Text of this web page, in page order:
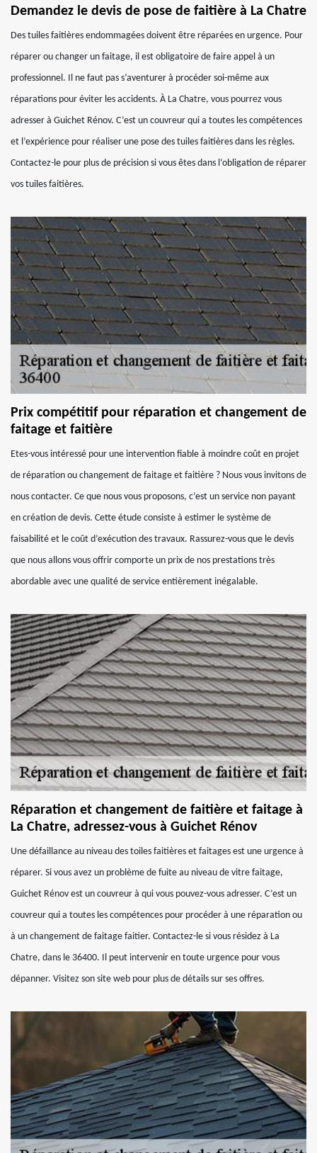
Demandez le devis de pose de faitière à La Chatre
Des tuiles faitières endommagées doivent être réparées en urgence. Pour
réparer ou changer un faitage, il est obligatoire de faire appel à un
professionnel. Il ne faut pas s’aventurer à procéder soi-même aux
réparations pour éviter les accidents. À La Chatre, vous pourrez vous
adresser à Guichet Rénov. C’est un couvreur qui a toutes les compétences
et l’expérience pour réaliser une pose des tuiles faitières dans les règles.
Contactez-le pour plus de précision si vous êtes dans l’obligation de réparer
vos tuiles faitières.
Prix compétitif pour réparation et changement de
faitage et faitière
Etes-vous intéressé pour une intervention fiable à moindre coût en projet
de réparation ou changement de faitage et faitière ? Nous vous invitons de
nous contacter. Ce que nous vous proposons, c’est un service non payant
en création de devis. Cette étude consiste à estimer le système de
faisabilité et le coût d’exécution des travaux. Rassurez-vous que le devis
que nous allons vous offrir comporte un prix de nos prestations très
abordable avec une qualité de service entièrement inégalable.
Réparation et changement de faitière et faitage à
La Chatre, adressez-vous à Guichet Rénov
Une défaillance au niveau des toiles faitières et faitages est une urgence à
réparer. Si vous avez un problème de fuite au niveau de vitre faitage,
Guichet Rénov est un couvreur à qui vous pouvez-vous adresser. C’est un
couvreur qui a toutes les compétences pour procéder à une réparation ou
à un changement de faitage faitier. Contactez-le si vous résidez à La
Chatre, dans le 36400. Il peut intervenir en toute urgence pour vous
dépanner. Visitez son site web pour plus de détails sur ses offres.